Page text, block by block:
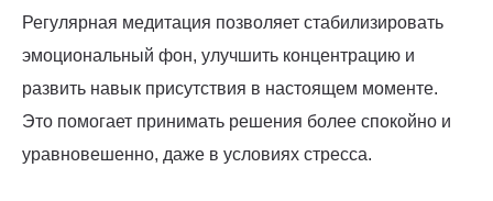
Регулярная медитация позволяет стабилизировать
эмоциональный фон, улучшить концентрацию и
развить навык присутствия в настоящем моменте.
Это помогает принимать решения более спокойно и
уравновешенно, даже в условиях стресса.